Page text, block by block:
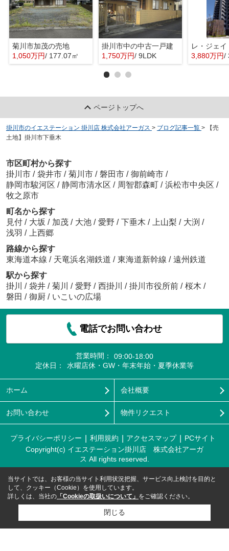
菊川市加茂の売地
1,050万円/ 177.07㎡
掛川市中の中古一戸建
1,750万円/ 9LDK
レ・ジェ
3,880万円/
ページトップへ
掛川市のイエステーション 掛川店 株式会社アーガス > ブログ記事一覧 >
【売
土地】掛川市下垂木
市区町村から探す
掛川市 / 袋井市 / 菊川市 / 磐田市 / 御前崎市 /
静岡市駿河区 / 静岡市清水区 / 周智郡森町 / 浜松市中央区 /
牧之原市
町名から探す
見付 / 大坂 / 加茂 / 大池 / 愛野 / 下垂木 / 上山梨 / 大渕 /
浅羽 /
上西郷
路線から探す
東海道本線 / 天竜浜名湖鉄道 / 東海道新幹線 / 遠州鉄道
駅から探す
掛川
/ 袋井 / 菊川 / 愛野 / 西掛川 / 掛川市役所前 / 桜木 /
磐田 / 御厨 / いこいの広場
電話でお問い合わせ
営業時間：
09:00-18:00
定休日：
水曜店休・GW・年末年始・夏季休業等
ホーム 会社概要
お問い合わせ 物件リクエスト
プライバシーポリシー 利用規約 アクセスマップ
PCサイト
Copyright(c) イエステーション掛川店 株式会社アーガ
ス All rights reserved.
当サイトでは、お客様の当サイト利用状況把握、サービス向上検討を目的と
して、クッキー（Cookie）を使用しています。
詳しくは、当社の 「Cookieの取扱いについて」 をご確認ください。
閉じる